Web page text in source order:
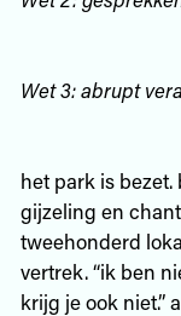
Wet 3: abrupt
het park is
gijzeling en
tweehonderd
vertrek. “ik ben
krijg je ook niet.”